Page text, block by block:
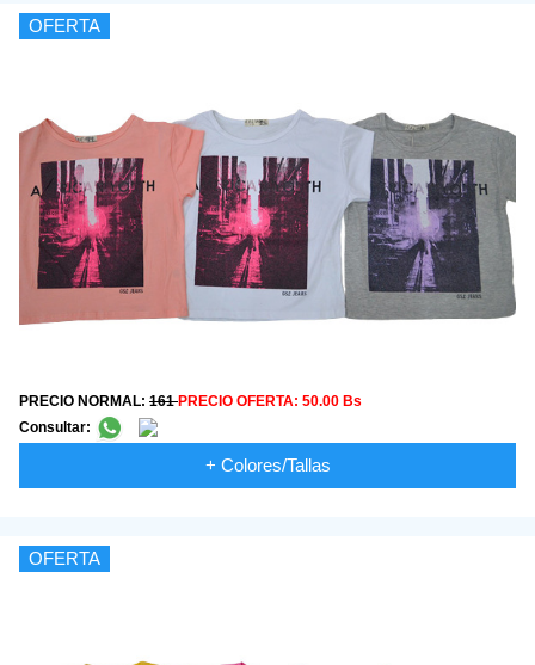
OFERTA
PRECIO NORMAL: 161PRECIO OFERTA: 50.00 Bs
Consultar:
+ Colores/Tallas
OFERTA